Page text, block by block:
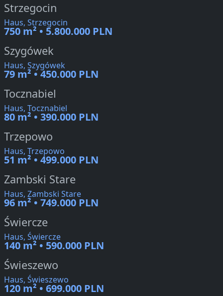
Strzegocin
Haus, Strzegocin
750 m² • 5.800.000 PLN
Szygówek
Haus, Szygówek
79 m² • 450.000 PLN
Tocznabiel
Haus, Tocznabiel
80 m² • 390.000 PLN
Trzepowo
Haus, Trzepowo
51 m² • 499.000 PLN
Zambski Stare
Haus, Zambski Stare
96 m² • 749.000 PLN
Świercze
Haus, Świercze
140 m² • 590.000 PLN
Świeszewo
Haus, Świeszewo
120 m² • 699.000 PLN